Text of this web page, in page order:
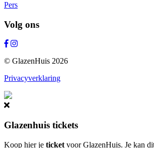
Pers
Volg ons
© GlazenHuis 2026
Privacyverklaring
Glazenhuis tickets
Koop hier je ticket voor GlazenHuis. Je kan